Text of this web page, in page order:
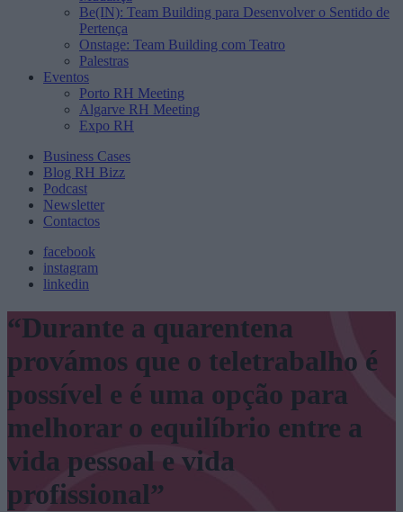
Be(IN): Team Building para Desenvolver o Sentido de
Pertença
Onstage: Team Building com Teatro
Palestras
Eventos
Porto RH Meeting
Algarve RH Meeting
Expo RH
Business Cases
Blog RH Bizz
Podcast
Newsletter
Contactos
facebook
instagram
linkedin
“Durante a quarentena
provámos que o teletrabalho é
possível e é uma opção para
melhorar o equilíbrio entre a
vida pessoal e vida
profissional”